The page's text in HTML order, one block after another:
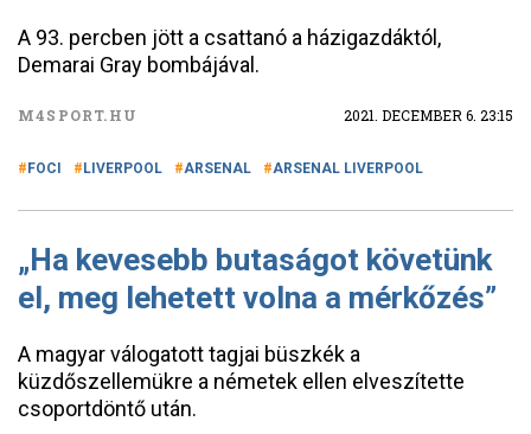
A 93. percben jött a csattanó a házigazdáktól,
Demarai Gray bombájával.
M4SPORT.HU 2021. DECEMBER 6. 23:15
FOCI LIVERPOOL ARSENAL ARSENAL LIVERPOOL
„Ha kevesebb butaságot követünk
el, meg lehetett volna a mérkőzés”
A magyar válogatott tagjai büszkék a
küzdőszellemükre a németek ellen elveszítette
csoportdöntő után.